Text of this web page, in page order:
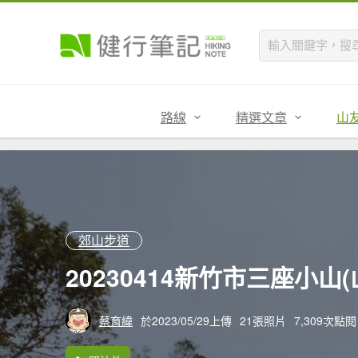
路線 精選文章 山
郊山步道
20230414新竹市三座小山
蔡育緯 於2023/05/29上傳 21張照片 7,309次點閱